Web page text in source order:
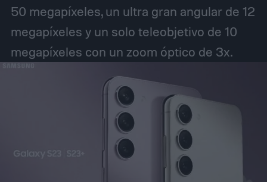
50 megapíxeles, un ultra gran angular de 12
megapíxeles y un solo teleobjetivo de 10
megapíxeles con un zoom óptico de 3x.